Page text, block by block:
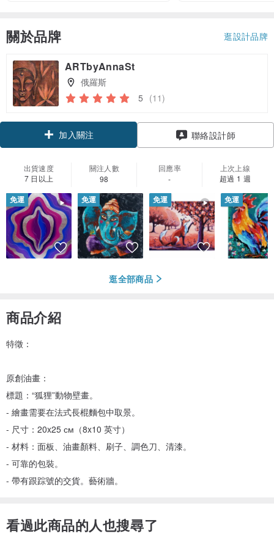
關於品牌 逛設計品牌
ARTbyAnnaSt
俄羅斯
5 (11)
加入關注 聯絡設計師
出貨速度
7 日以上
關注人數
98
回應率
-
上次上線
超過 1 週
免運 免運 免運 免運
逛全部商品
商品介紹
特徵：
原創油畫：
標題：“狐狸”動物壁畫。
- 繪畫需要在法式長棍麵包中取景。
- 尺寸：20x25 см（8x10 英寸）
- 材料：面板、油畫顏料、刷子、調色刀、清漆。
- 可靠的包裝。
- 帶有跟踪號的交貨。藝術牆。
看過此商品的人也搜尋了